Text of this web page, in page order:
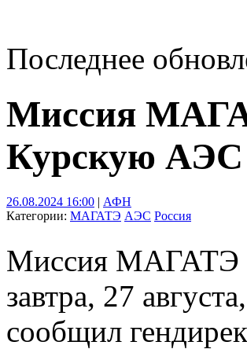
Последнее
Миссия
Курскую АЭС
26.08.2024 16:00 | АФН
Категории: МАГАТЭ АЭС Россия
Миссия МАГАТЭ
завтра, 27
сообщил